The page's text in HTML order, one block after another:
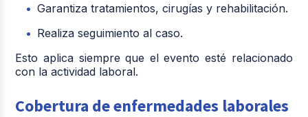
Garantiza tratamientos, cirugías y rehabilitación.
Realiza seguimiento al caso.
Esto aplica siempre que el evento esté relacionado
con la actividad laboral.
Cobertura de enfermedades laborales